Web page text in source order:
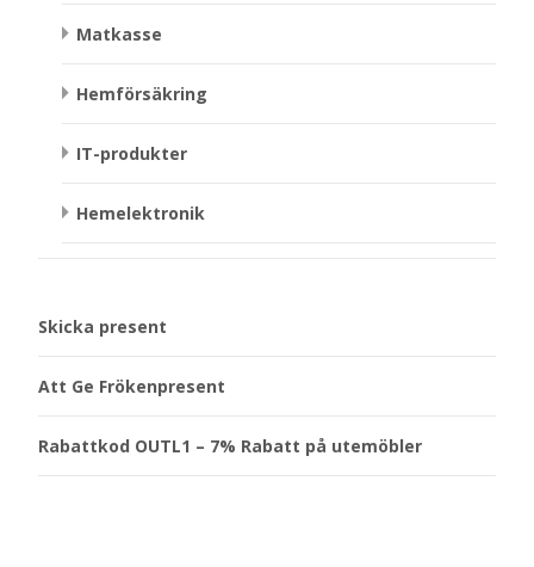
Matkasse
Hemförsäkring
IT-produkter
Hemelektronik
Skicka present
Att Ge Frökenpresent
Rabattkod OUTL1 – 7% Rabatt på utemöbler